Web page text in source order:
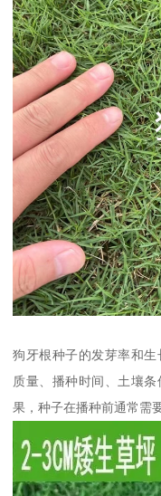
狗牙根种子的发芽率和
质量、播种时间、土壤
果，种子在播种前通常需